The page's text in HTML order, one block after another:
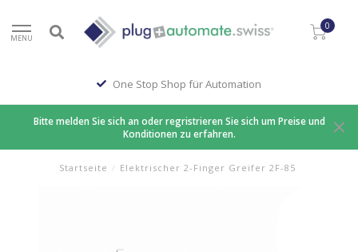
MENU
0
One Stop Shop für Automation
Bitte melden Sie sich an oder regristrieren Sie sich um Preise und
Konditionen zu erfahren.
Startseite / Elektrischer 2-Finger Greifer 2F-85